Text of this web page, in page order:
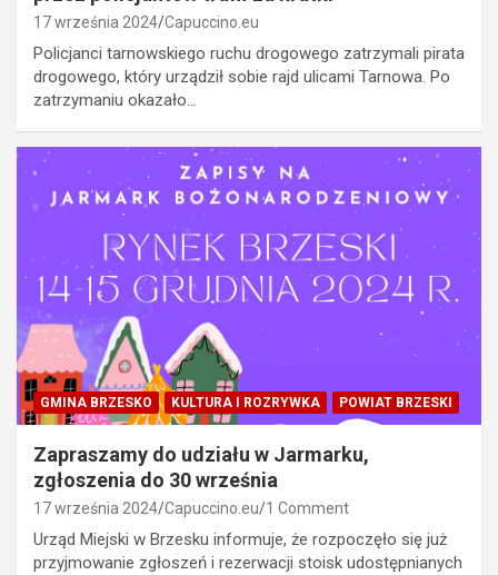
17 września 2024 Capuccino.eu
Policjanci tarnowskiego ruchu drogowego zatrzymali pirata
drogowego, który urządził sobie rajd ulicami Tarnowa. Po
zatrzymaniu okazało…
GMINA BRZESKO KULTURA I ROZRYWKA POWIAT BRZESKI
Zapraszamy do udziału w Jarmarku,
zgłoszenia do 30 września
17 września 2024 Capuccino.eu 1 Comment
Urząd Miejski w Brzesku informuje, że rozpoczęło się już
przyjmowanie zgłoszeń i rezerwacji stoisk udostępnianych